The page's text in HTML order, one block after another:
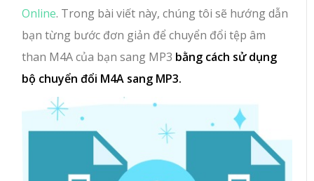
Online. Trong bài viết này, chúng tôi sẽ hướng dẫn
bạn từng bước đơn giản để chuyển đổi tệp âm
than M4A của bạn sang MP3 bằng cách sử dụng
bộ chuyển đổi M4A sang MP3.